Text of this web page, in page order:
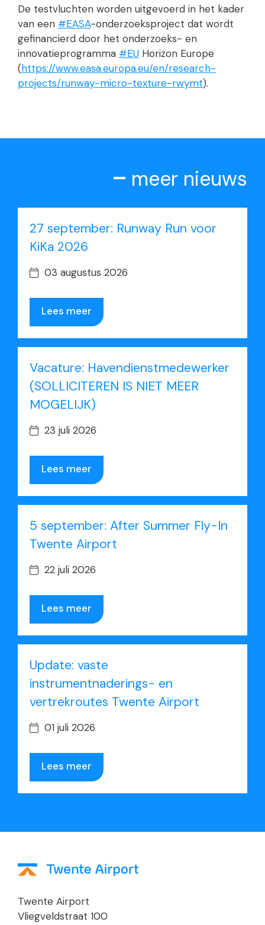
De testvluchten worden uitgevoerd in het kader
van een #EASA-onderzoeksproject dat wordt
gefinancierd door het onderzoeks- en
innovatieprogramma #EU Horizon Europe
(https://www.easa.europa.eu/en/research-
projects/runway-micro-texture-rwymt).
meer nieuws
27 september: Runway Run voor
KiKa 2026
03 augustus 2026
Lees meer
Vacature: Havendienstmedewerker
(SOLLICITEREN IS NIET MEER
MOGELIJK)
23 juli 2026
Lees meer
5 september: After Summer Fly-In
Twente Airport
22 juli 2026
Lees meer
Update: vaste
instrumentnaderings- en
vertrekroutes Twente Airport
01 juli 2026
Lees meer
Twente Airport
Vliegveldstraat 100